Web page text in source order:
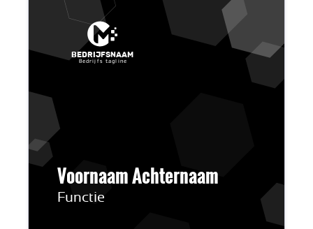
Functie
Voornaam Achternaam
Bedrijfsnaam
Bedrijfs tagline